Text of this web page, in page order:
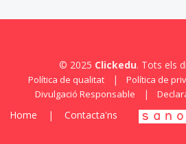
© 2025 Clickedu. Tots els
Política de qualitat | Política de
Divulgació Responsable
|
Home | Contacta'ns